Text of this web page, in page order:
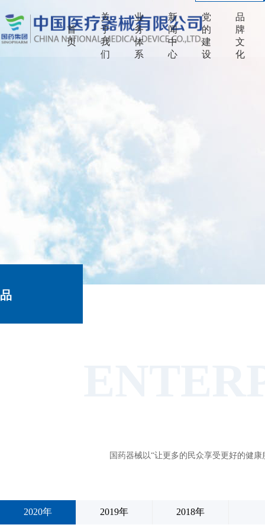
首
页
关
于
我
们
业
务
体
系
新
闻
中
心
党
的
建
设
品
牌
文
化
品
国药器械以“让更多的民众享受更好的健
2020年 2019年 2018年